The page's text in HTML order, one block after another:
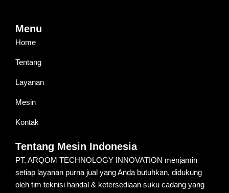
Menu
Home
Tentang
Layanan
Mesin
Kontak
Tentang Mesin Indonesia
PT. ARQOM TECHNOLOGY INNOVATION menjamin
setiap layanan purna jual yang Anda butuhkan, didukung
oleh tim teknisi handal & ketersediaan suku cadang yang